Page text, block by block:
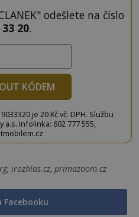
odešlete na číslo
20.
KÓDEM
je 20 Kč vč. DPH. Službu
Infolinka: 602 777 555,
irozhlas.cz, primazoom.cz
Facebooku